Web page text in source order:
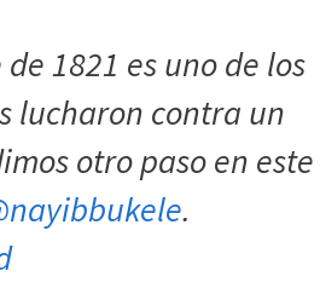
1821 es uno de los
lucharon contra un
otro paso en este
.